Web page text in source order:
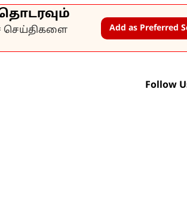
செய்திகளை
Add as Preferred
Follow